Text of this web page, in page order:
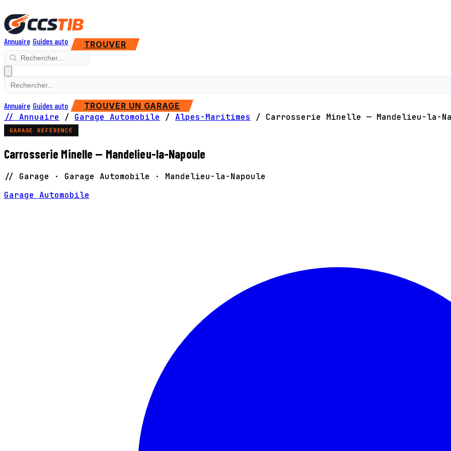
Annuaire Guides auto TROUVER
Annuaire Guides auto TROUVER UN GARAGE
// Annuaire / Garage Automobile / Alpes-Maritimes / Carrosserie Minelle — Mandelieu-la-
GARAGE RÉFÉRENCÉ
Carrosserie Minelle — Mandelieu-la-Napoule
// Garage · Garage Automobile · Mandelieu-la-Napoule
Garage Automobile